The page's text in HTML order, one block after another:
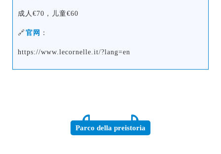
成人€70，儿童€60
🔗官网 ：
https://www.lecornelle.it/?lang=en
Parco della preistoria